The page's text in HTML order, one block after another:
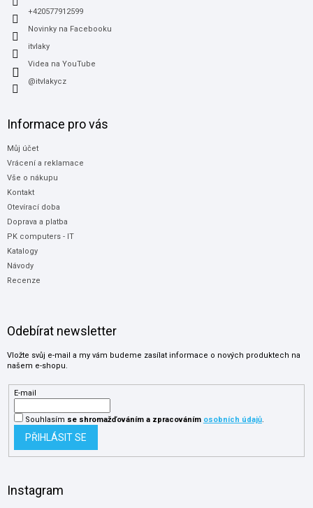
+420577912599
Novinky na Facebooku
itvlaky
Videa na YouTube
@itvlakycz
Informace pro vás
Můj účet
Vrácení a reklamace
Vše o nákupu
Kontakt
Otevírací doba
Doprava a platba
PK computers - IT
Katalogy
Návody
Recenze
Odebírat newsletter
Vložte svůj e-mail a my vám budeme zasílat informace o nových produktech na
našem e-shopu.
E-mail
Souhlasím se shromažďováníma zpracováním osobních údajů.
PŘIHLÁSIT SE
Instagram